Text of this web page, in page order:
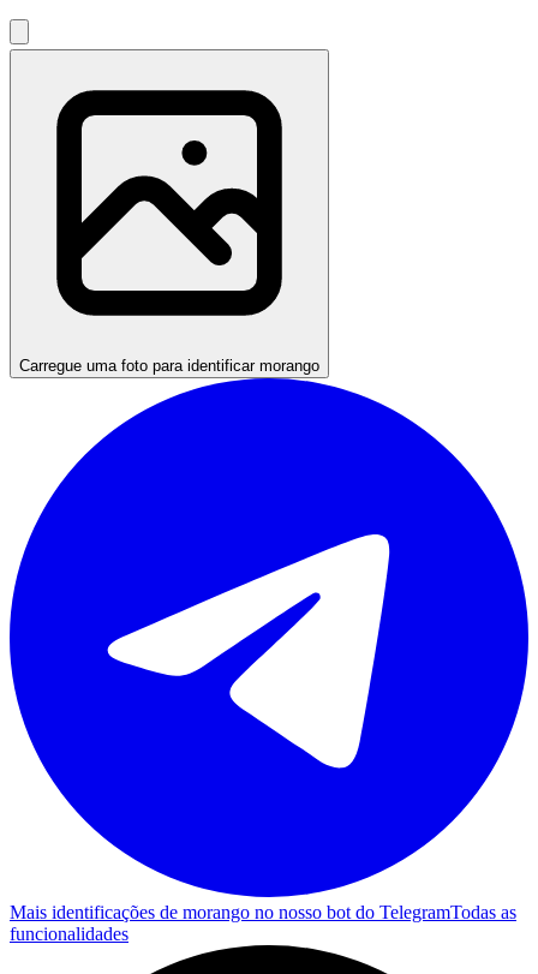
Carregue uma foto para identificar morango
Mais identificações de morango no nosso bot do TelegramTodas as
funcionalidades